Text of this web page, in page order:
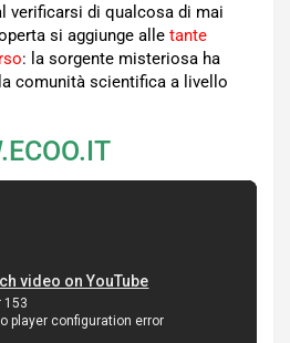
verificarsi di qualcosa di mai
si aggiunge alle tante
: la sorgente misteriosa ha
comunità scientifica a livello